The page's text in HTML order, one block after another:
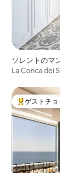
ソレントのマ
La Conca dei
大好評のゲ
ゲストチョ